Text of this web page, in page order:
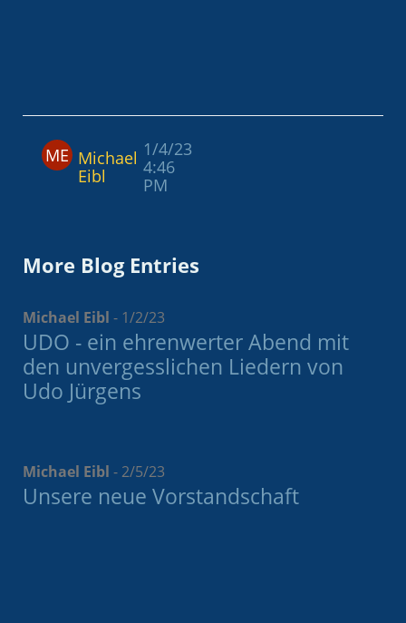
ME Michael
Eibl
1/4/23
4:46
PM
More Blog Entries
Michael Eibl - 1/2/23
UDO - ein ehrenwerter Abend mit
den unvergesslichen Liedern von
Udo Jürgens
Michael Eibl -2/5/23
Unsere neue Vorstandschaft